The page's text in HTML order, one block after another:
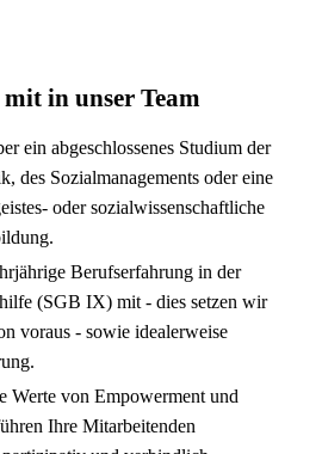
in unser Team
ein abgeschlossenes Studium der
des Sozialmanagements oder eine
oder sozialwissenschaftliche
Berufserfahrung in der
(SGB IX) mit - dies setzen wir
voraus - sowie idealerweise
Werte von Empowerment und
Ihre Mitarbeitenden